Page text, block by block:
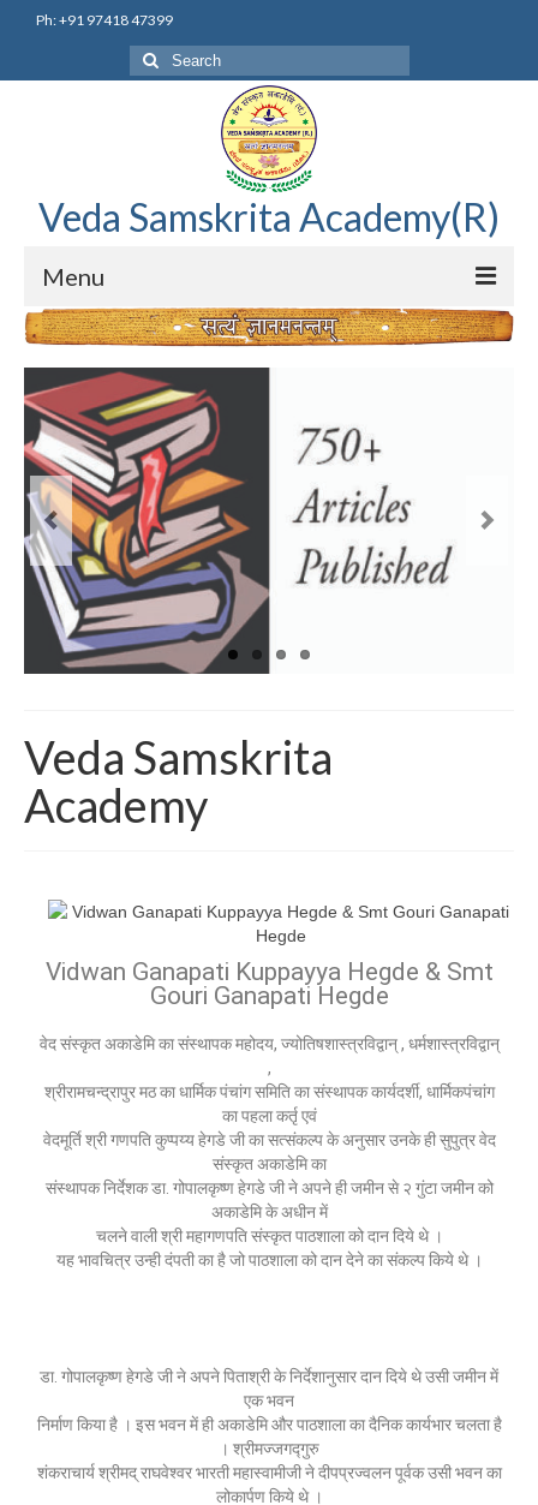
Ph: +91 97418 47399
Veda Samskrita Academy(R)
Menu
Home
Editorial Advisory Board
Correnspondence
Veda Samskrita Academy Updates
Veda Samskrita
Academy
Vidwan Ganapati Kuppayya Hegde & Smt
Gouri Ganapati Hegde
वेद संस्कृत अकाडेमि का संस्थापक महोदय, ज्योतिषशास्त्रविद्वान् , धर्मशास्त्रविद्वान्
,
श्रीरामचन्द्रापुर मठ का धार्मिक पंचांग समिति का संस्थापक कार्यदर्शी, धार्मिकपंचांग
का पहला कर्तृ एवं
वेदमूर्ति श्री गणपति कुप्पय्य हेगडे जी का सत्संकल्प के अनुसार उनके ही सुपुत्र वेद
संस्कृत अकाडेमि का
संस्थापक निर्देशक डा. गोपालकृष्ण हेगडे जी ने अपने ही जमीन से २ गुंटा जमीन को
अकाडेमि के अधीन में
चलने वाली श्री महागणपति संस्कृत पाठशाला को दान दिये थे ।
यह भावचित्र उन्ही दंपती का है जो पाठशाला को दान देने का संकल्प किये थे ।
डा. गोपालकृष्ण हेगडे जी ने अपने पिताश्री के निर्देशानुसार दान दिये थे उसी जमीन में
एक भवन
निर्माण किया है । इस भवन में ही अकाडेमि और पाठशाला का दैनिक कार्यभार चलता है
। श्रीमज्जगद्गुरु
शंकराचार्य श्रीमद् राघवेश्वर भारती महास्वामीजी ने दीपप्रज्वलन पूर्वक उसी भवन का
लोकार्पण किये थे ।